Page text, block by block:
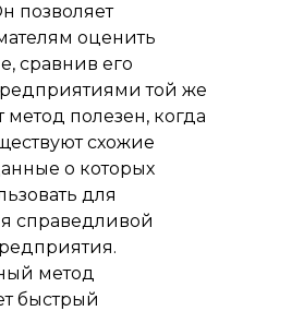
позволяет
оценить
сравнив его
той же
метод полезен, когда
схожие
о которых
для
справедливой
метод
быстрый